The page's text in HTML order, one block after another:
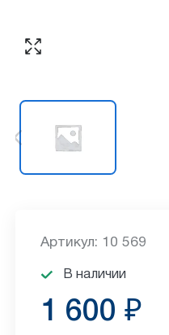
Артикул: 10 569
В наличии
1 600 ₽